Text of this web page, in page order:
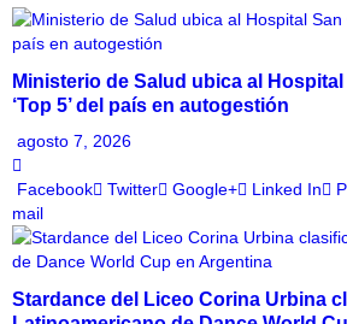
Ministerio de Salud ubica al
‘Top 5’ del país en autogestión
agosto 7, 2026
Facebook Twitter Google+ Linked In
mail
Stardance del Liceo Corina Urbina